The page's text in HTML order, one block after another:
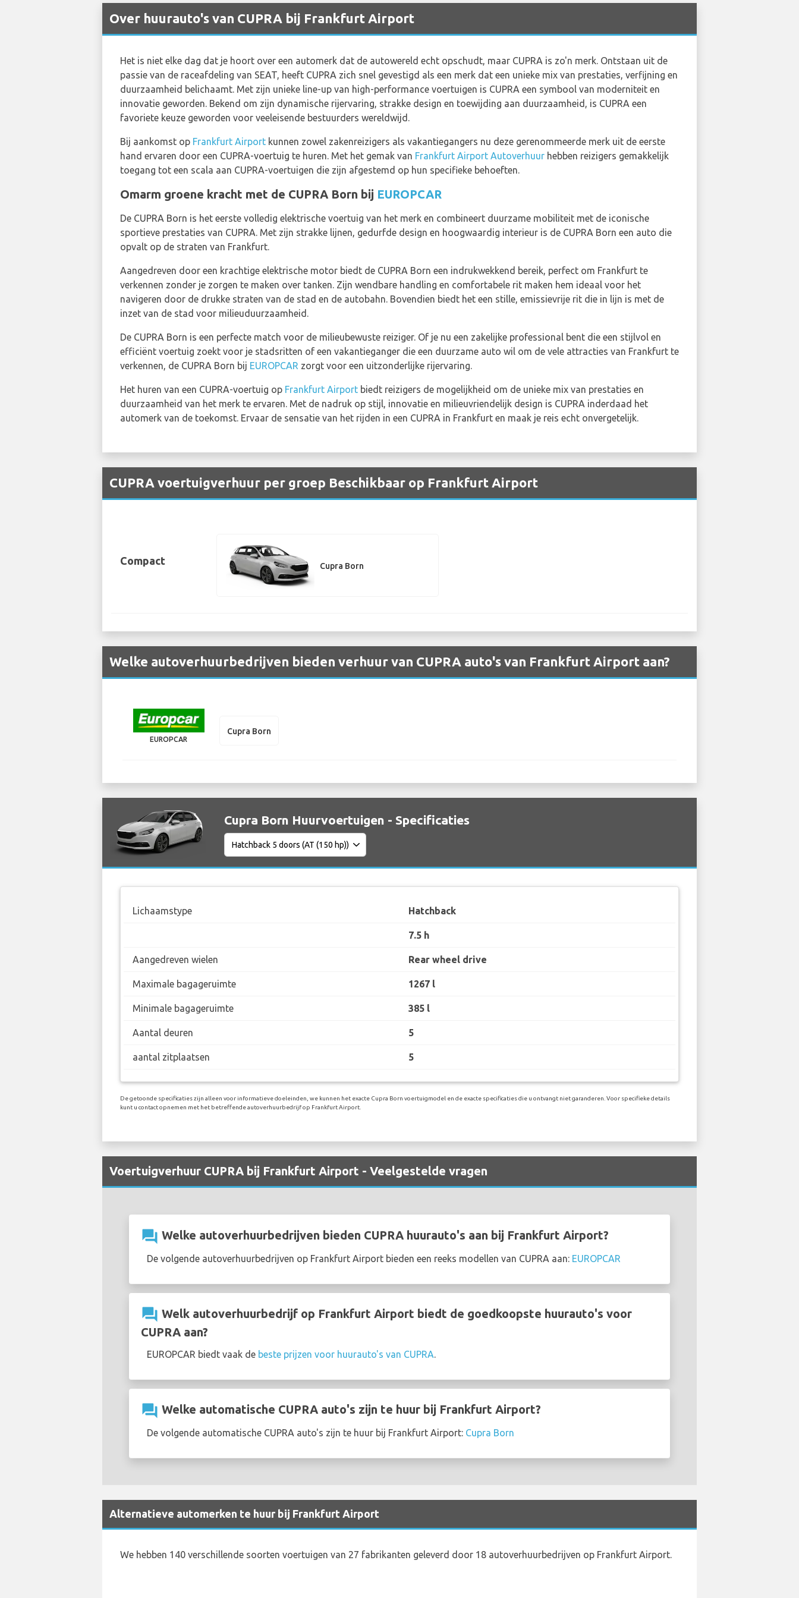
Over huurauto's van CUPRA bij Frankfurt Airport
Het is niet elke dag dat je hoort over een automerk dat de autowereld echt opschudt, maar CUPRA is zo'n merk. Ontstaan uit de
passie van de raceafdeling van SEAT, heeft CUPRA zich snel gevestigd als een merk dat een unieke mix van prestaties, verfijning en
duurzaamheid belichaamt. Met zijn unieke line-up van high-performance voertuigen is CUPRA een symbool van moderniteit en
innovatie geworden. Bekend om zijn dynamische rijervaring, strakke design en toewijding aan duurzaamheid, is CUPRA een
favoriete keuze geworden voor veeleisende bestuurders wereldwijd.
Bij aankomst op Frankfurt Airport kunnen zowel zakenreizigers als vakantiegangers nu deze gerenommeerde merk uit de eerste
hand ervaren door een CUPRA-voertuig te huren. Met het gemak van Frankfurt Airport Autoverhuur hebben reizigers gemakkelijk
toegang tot een scala aan CUPRA-voertuigen die zijn afgestemd op hun specifieke behoeften.
Omarm groene kracht met de CUPRA Born bij EUROPCAR
De CUPRA Born is het eerste volledig elektrische voertuig van het merk en combineert duurzame mobiliteit met de iconische
sportieve prestaties van CUPRA. Met zijn strakke lijnen, gedurfde design en hoogwaardig interieur is de CUPRA Born een auto die
opvalt op de straten van Frankfurt.
Aangedreven door een krachtige elektrische motor biedt de CUPRA Born een indrukwekkend bereik, perfect om Frankfurt te
verkennen zonder je zorgen te maken over tanken. Zijn wendbare handling en comfortabele rit maken hem ideaal voor het
navigeren door de drukke straten van de stad en de autobahn. Bovendien biedt het een stille, emissievrije rit die in lijn is met de
inzet van de stad voor milieuduurzaamheid.
De CUPRA Born is een perfecte match voor de milieubewuste reiziger. Of je nu een zakelijke professional bent die een stijlvol en
efficiënt voertuig zoekt voor je stadsritten of een vakantieganger die een duurzame auto wil om de vele attracties van Frankfurt te
verkennen, de CUPRA Born bij EUROPCAR zorgt voor een uitzonderlijke rijervaring.
Het huren van een CUPRA-voertuig op Frankfurt Airport biedt reizigers de mogelijkheid om de unieke mix van prestaties en
duurzaamheid van het merk te ervaren. Met de nadruk op stijl, innovatie en milieuvriendelijk design is CUPRA inderdaad het
automerk van de toekomst. Ervaar de sensatie van het rijden in een CUPRA in Frankfurt en maak je reis echt onvergetelijk.
CUPRA voertuigverhuur per groep Beschikbaar op Frankfurt Airport
Compact Cupra Born
Welke autoverhuurbedrijven bieden verhuur van CUPRA auto's van Frankfurt Airport aan?
EUROPCAR
Cupra Born
Cupra Born Huurvoertuigen - Specificaties
Lichaamstype Hatchback
7.5 h
Aangedreven wielen Rear wheel drive
Maximale bagageruimte 1267 l
Minimale bagageruimte 385 l
Aantal deuren 5
aantal zitplaatsen 5
De getoonde specificaties zijn alleen voor informatieve doeleinden, we kunnen het exacte Cupra Born voertuigmodel en de exacte specificaties die u ontvangt niet garanderen. Voor specifieke details
kunt u contact opnemen met het betreffende autoverhuurbedrijf op Frankfurt Airport.
Voertuigverhuur CUPRA bij Frankfurt Airport - Veelgestelde vragen
question_answer Welke autoverhuurbedrijven bieden CUPRA huurauto's aan bij Frankfurt Airport?
De volgende autoverhuurbedrijven op Frankfurt Airport bieden een reeks modellen van CUPRA aan: EUROPCAR
question_answer Welk autoverhuurbedrijf op Frankfurt Airport biedt de goedkoopste huurauto's voor
CUPRA aan?
EUROPCAR biedt vaak de beste prijzen voor huurauto's van CUPRA.
question_answer Welke automatische CUPRA auto's zijn te huur bij Frankfurt Airport?
De volgende automatische CUPRA auto's zijn te huur bij Frankfurt Airport: Cupra Born
Alternatieve automerken te huur bij Frankfurt Airport
We hebben 140 verschillende soorten voertuigen van 27 fabrikanten geleverd door 18 autoverhuurbedrijven op Frankfurt Airport.